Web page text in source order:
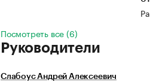
Посмотреть все (6)
Руководители
Слабоус Андрей Алексеевич